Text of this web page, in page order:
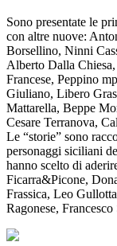
Sono presentate le
con altre nuove:
Borsellino, Ninni
Alberto Dalla
Francese, Peppino
Giuliano, Libero
Mattarella, Beppe
Cesare Terranova,
Le “storie” sono
personaggi siciliani
hanno scelto di
Ficarra&Picone,
Frassica, Leo
Ragonese,